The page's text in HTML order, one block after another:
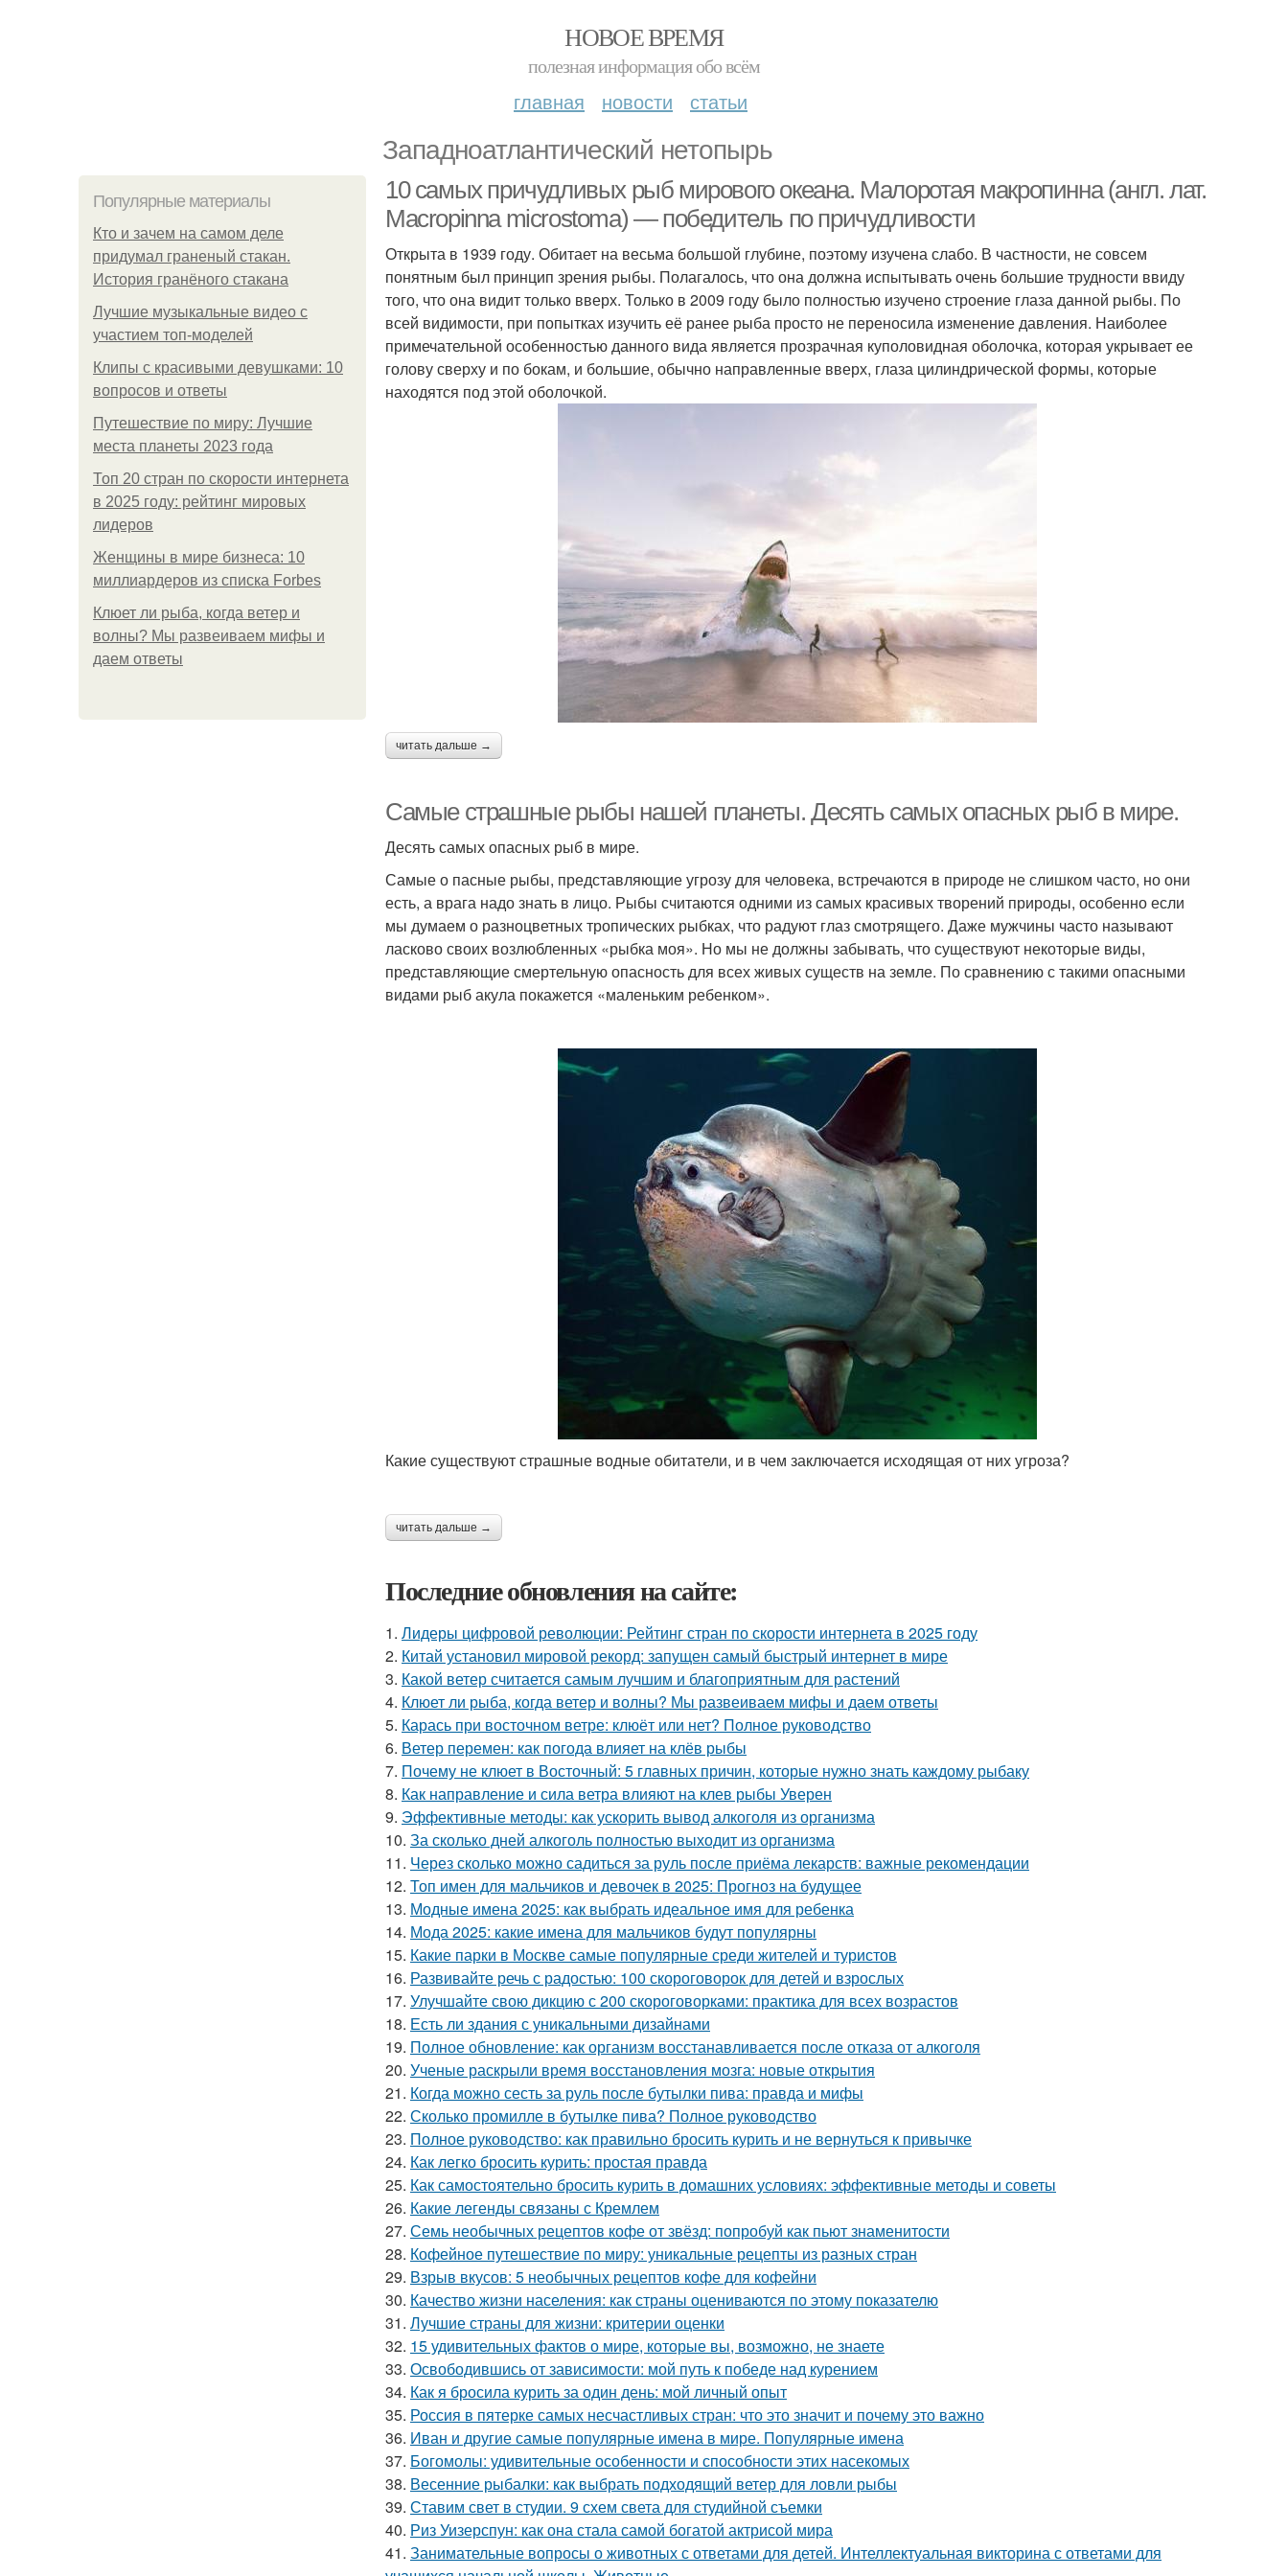
НОВОЕ ВРЕМЯ
полезная информация обо всём
главная новости статьи
Западноатлантический нетопырь
Популярные материалы
Кто и зачем на самом деле
придумал граненый стакан.
История гранёного стакана
Лучшие музыкальные видео с
участием топ-моделей
Клипы с красивыми девушками: 10
вопросов и ответы
Путешествие по миру: Лучшие
места планеты 2023 года
Топ 20 стран по скорости интернета
в 2025 году: рейтинг мировых
лидеров
Женщины в мире бизнеса: 10
миллиардеров из списка Forbes
Клюет ли рыба, когда ветер и
волны? Мы развеиваем мифы и
даем ответы
10 самых причудливых рыб мирового океана. Малоротая макропинна (англ. лат.
Macropinna microstoma) — победитель по причудливости
Открыта в 1939 году. Обитает на весьма большой глубине, поэтому изучена слабо. В частности, не совсем
понятным был принцип зрения рыбы. Полагалось, что она должна испытывать очень большие трудности ввиду
того, что она видит только вверх. Только в 2009 году было полностью изучено строение глаза данной рыбы. По
всей видимости, при попытках изучить её ранее рыба просто не переносила изменение давления. Наиболее
примечательной особенностью данного вида является прозрачная куполовидная оболочка, которая укрывает ее
голову сверху и по бокам, и большие, обычно направленные вверх, глаза цилиндрической формы, которые
находятся под этой оболочкой.
читать дальше →
Самые страшные рыбы нашей планеты. Десять самых опасных рыб в мире.
Десять самых опасных рыб в мире.
Самые о пасные рыбы, представляющие угрозу для человека, встречаются в природе не слишком часто, но они
есть, а врага надо знать в лицо. Рыбы считаются одними из самых красивых творений природы, особенно если
мы думаем о разноцветных тропических рыбках, что радуют глаз смотрящего. Даже мужчины часто называют
ласково своих возлюбленных «рыбка моя». Но мы не должны забывать, что существуют некоторые виды,
представляющие смертельную опасность для всех живых существ на земле. По сравнению с такими опасными
видами рыб акула покажется «маленьким ребенком».
Какие существуют страшные водные обитатели, и в чем заключается исходящая от них угроза?
читать дальше →
Последние обновления на сайте:
1. Лидеры цифровой революции: Рейтинг стран по скорости интернета в 2025 году
2. Китай установил мировой рекорд: запущен самый быстрый интернет в мире
3. Какой ветер считается самым лучшим и благоприятным для растений
4. Клюет ли рыба, когда ветер и волны? Мы развеиваем мифы и даем ответы
5. Карась при восточном ветре: клюёт или нет? Полное руководство
6. Ветер перемен: как погода влияет на клёв рыбы
7. Почему не клюет в Восточный: 5 главных причин, которые нужно знать каждому рыбаку
8. Как направление и сила ветра влияют на клев рыбы Уверен
9. Эффективные методы: как ускорить вывод алкоголя из организма
10. За сколько дней алкоголь полностью выходит из организма
11. Через сколько можно садиться за руль после приёма лекарств: важные рекомендации
12. Топ имен для мальчиков и девочек в 2025: Прогноз на будущее
13. Модные имена 2025: как выбрать идеальное имя для ребенка
14. Мода 2025: какие имена для мальчиков будут популярны
15. Какие парки в Москве самые популярные среди жителей и туристов
16. Развивайте речь с радостью: 100 скороговорок для детей и взрослых
17. Улучшайте свою дикцию с 200 скороговорками: практика для всех возрастов
18. Есть ли здания с уникальными дизайнами
19. Полное обновление: как организм восстанавливается после отказа от алкоголя
20. Ученые раскрыли время восстановления мозга: новые открытия
21. Когда можно сесть за руль после бутылки пива: правда и мифы
22. Сколько промилле в бутылке пива? Полное руководство
23. Полное руководство: как правильно бросить курить и не вернуться к привычке
24. Как легко бросить курить: простая правда
25. Как самостоятельно бросить курить в домашних условиях: эффективные методы и советы
26. Какие легенды связаны с Кремлем
27. Семь необычных рецептов кофе от звёзд: попробуй как пьют знаменитости
28. Кофейное путешествие по миру: уникальные рецепты из разных стран
29. Взрыв вкусов: 5 необычных рецептов кофе для кофейни
30. Качество жизни населения: как страны оцениваются по этому показателю
31. Лучшие страны для жизни: критерии оценки
32. 15 удивительных фактов о мире, которые вы, возможно, не знаете
33. Освободившись от зависимости: мой путь к победе над курением
34. Как я бросила курить за один день: мой личный опыт
35. Россия в пятерке самых несчастливых стран: что это значит и почему это важно
36. Иван и другие самые популярные имена в мире. Популярные имена
37. Богомолы: удивительные особенности и способности этих насекомых
38. Весенние рыбалки: как выбрать подходящий ветер для ловли рыбы
39. Ставим свет в студии. 9 схем света для студийной съемки
40. Риз Уизерспун: как она стала самой богатой актрисой мира
41. Занимательные вопросы о животных с ответами для детей. Интеллектуальная викторина с ответами для